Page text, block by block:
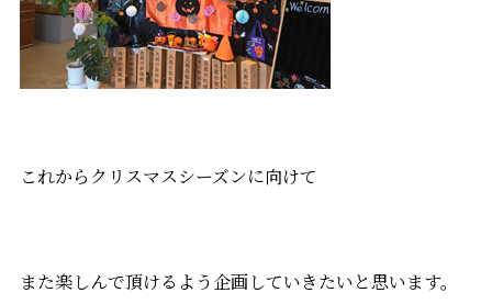
これからクリスマスシーズンに向けて
また楽しんで頂けるよう企画していきたいと思います。